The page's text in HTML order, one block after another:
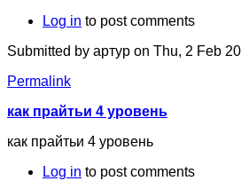
Log in to post comments
Submitted by артур on Thu, 2 Feb
Permalink
как прайтьи 4 уровень
как прайтьи 4 уровень
Log in to post comments